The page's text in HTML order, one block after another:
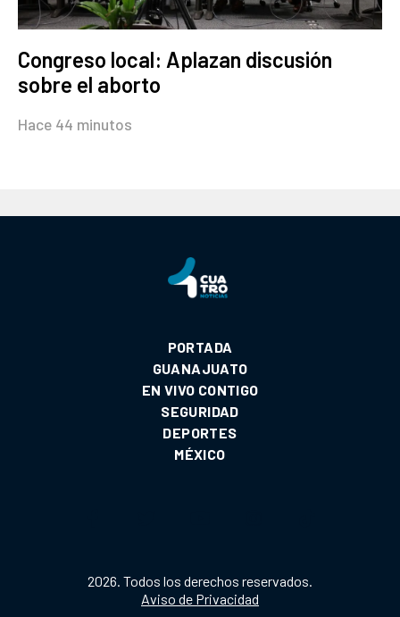
Congreso local: Aplazan discusión
sobre el aborto
Hace 44 minutos
PORTADA
GUANAJUATO
EN VIVO CONTIGO
SEGURIDAD
DEPORTES
MÉXICO
2026. Todos los derechos reservados.
Aviso de Privacidad